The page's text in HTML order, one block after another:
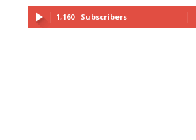
1,160 Subscribers